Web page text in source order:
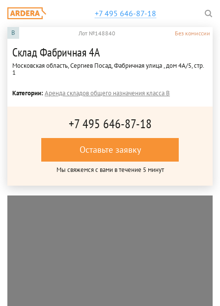
+7 495 646-87-18
B Лот №148840 Без комиссии
Склад Фабричная 4А
Московская область, Сергиев Посад, Фабричная улица , дом 4А/5, стр.
1
Категории:Аренда складов общего назначения класса B
+7 495 646-87-18
Оставьте заявку
Мы свяжемся с вами в течение 5 минут